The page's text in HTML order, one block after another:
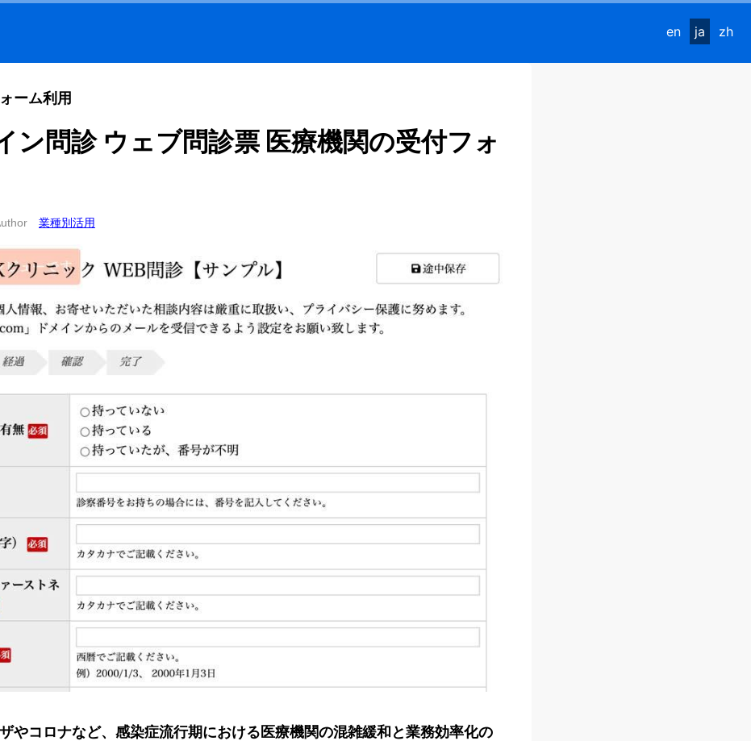
en ja zh
ーム利用
ン問診 ウェブ問診票 医療機関の受付フォ
業種別活用
やコロナなど、感染症流行期における医療機関の混雑緩和と業務効率化の